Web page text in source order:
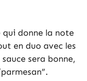
qui donne la note
en duo avec les
sera bonne,